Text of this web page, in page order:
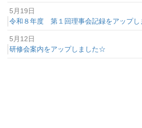
5月19日
令和８年度 第１回理事会記録をアップ
5月12日
研修会案内をアップしました☆